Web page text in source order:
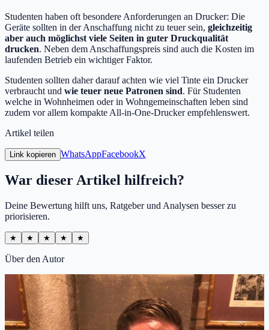
Studenten haben oft besondere Anforderungen an Drucker: Die
Geräte sollten in der Anschaffung nicht zu teuer sein, gleichzeitig
aber auch möglichst viele Seiten in guter Druckqualität
drucken. Neben dem Anschaffungspreis sind auch die Kosten im
laufenden Betrieb ein wichtiger Faktor.
Studenten sollten daher darauf achten wie viel Tinte ein Drucker
verbraucht und wie teuer neue Patronen sind. Für Studenten
welche in Wohnheimen oder in Wohngemeinschaften leben sind
zudem vor allem kompakte All-in-One-Drucker empfehlenswert.
Artikel teilen
Link kopieren WhatsAppFacebookX
War dieser Artikel hilfreich?
Deine Bewertung hilft uns, Ratgeber und Analysen besser zu
priorisieren.
★ ★ ★ ★ ★
Über den Autor